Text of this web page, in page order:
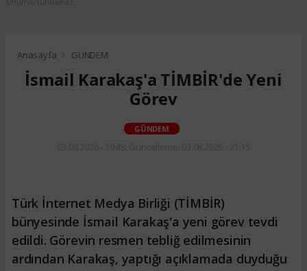
Anasayfa GÜNDEM
İsmail Karakaş'a TİMBİR'de Yeni
Görev
GÜNDEM
Türk İnternet Medya Birliği (TİMBİR)
bünyesinde İsmail Karakaş'a yeni görev tevdi
edildi. Görevin resmen tebliğ edilmesinin
ardından Karakaş, yaptığı açıklamada duyduğu